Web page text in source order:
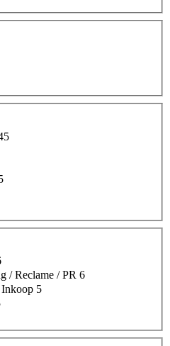
/ Reclame / PR 6
Inkoop 5